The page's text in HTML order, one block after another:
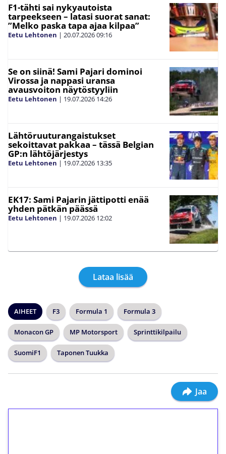
F1-tähti sai nykyautoista
tarpeekseen – latasi suorat sanat:
”Melko paska tapa ajaa kilpaa”
Eetu Lehtonen | 20.07.202609:16
Se on siinä! Sami Pajari dominoi
Virossa ja nappasi uransa
avausvoiton näytöstyyliin
Eetu Lehtonen | 19.07.2026 14:26
Lähtöruuturangaistukset
sekoittavat pakkaa – tässä Belgian
GP:n lähtöjärjestys
Eetu Lehtonen | 19.07.2026 13:35
EK17: Sami Pajarin jättipotti enää
yhden pätkän päässä
Eetu Lehtonen | 19.07.2026 12:02
Lataa lisää
AIHEET F3 Formula 1 Formula 3
Monacon GP MP Motorsport Sprinttikilpailu
SuomiF1 Taponen Tuukka
Jaa